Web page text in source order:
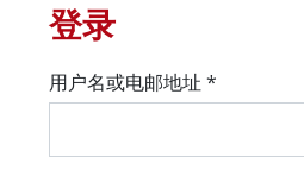
登录
用户名或电邮地址 *